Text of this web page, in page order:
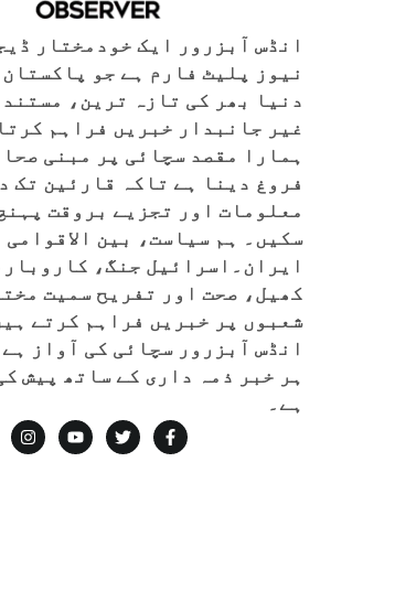
انڈس آبزرور ایک خودمختار
نیوز پلیٹ فارم ہے جو پاکستان
دنیا بھر کی تازہ ترین، مستند
غیر جانبدار خبریں فراہم
ہمارا مقصد سچائی پر مبنی
فروغ دینا ہے تاکہ قارئین تک
معلومات اور تجزیے بروقت
سکیں۔ ہم سیاست، بین الاقوامی
ایران۔اسرائیل جنگ،
کھیل، صحت اور تفریح سمیت
شعبوں پر خبریں فراہم کرتے
انڈس آبزرور سچائی کی آواز
ہر خبر ذمہ داری کے ساتھ پیش
ہے۔